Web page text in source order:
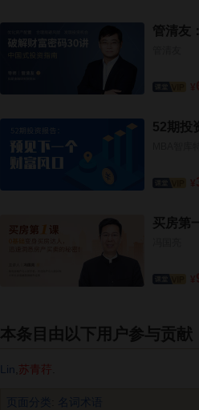
管清友
52期投
买房第
本条目由以下用户参与贡献
Lin 苏青荇
页面分类 名词术语